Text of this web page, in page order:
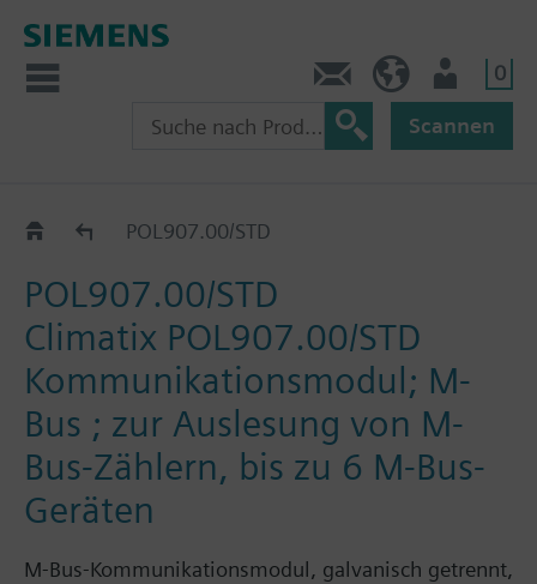
0
Scannen
Kommunikationsmodule
POL907.00/STD
POL907.00/STD
Climatix POL907.00/STD
Kommunikationsmodul; M-
Bus ; zur Auslesung von M-
Bus-Zählern, bis zu 6 M-Bus-
Geräten
M-Bus-Kommunikationsmodul, galvanisch getrennt,